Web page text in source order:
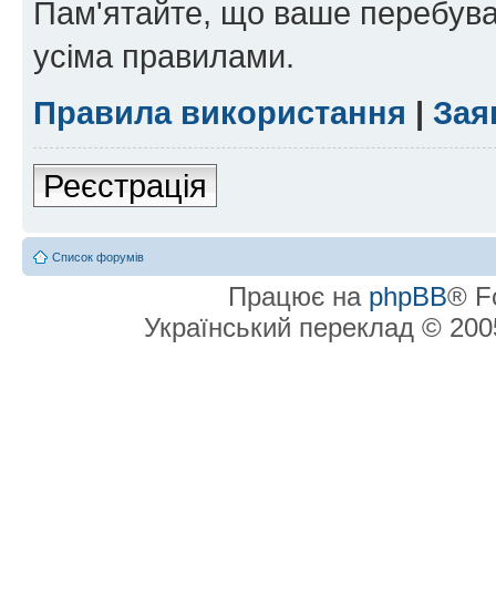
Пам'ятайте, що ваше
усіма правилами.
Правила використання |
Реєстрація
Список форумів
Працює на phpBB®
Український переклад ©